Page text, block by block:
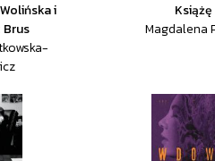
i
Brus
Książę
Magdalena